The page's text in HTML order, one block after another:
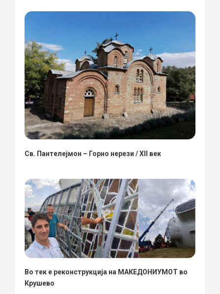
Св. Пантелејмон – Горно нерези / XII век
Во тек е реконструкција на МАКЕДОНИУМОТ во
Крушево